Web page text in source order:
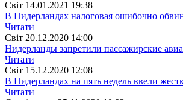
Свiт 14.01.2021 19:38
В Нидерландах налоговая ошибочно
Читати
Свiт 20.12.2020 14:00
Нидерланды запретили пассажирские
Читати
Свiт 15.12.2020 12:08
В Нидерландах на пять недель ввели
Читати